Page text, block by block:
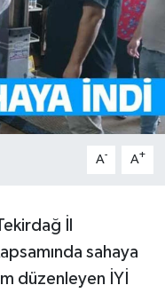
A- A+
İl
sahaya
düzenleyen İYİ